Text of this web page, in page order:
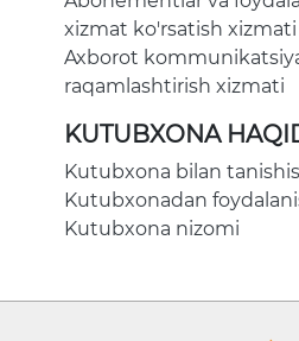
xizmat ko'rsatish xizmati
Axborot
raqamlashtirish xizmati
KUTUBXONA
Kutubxona bilan
Kutubxonadan
Kutubxona nizomi